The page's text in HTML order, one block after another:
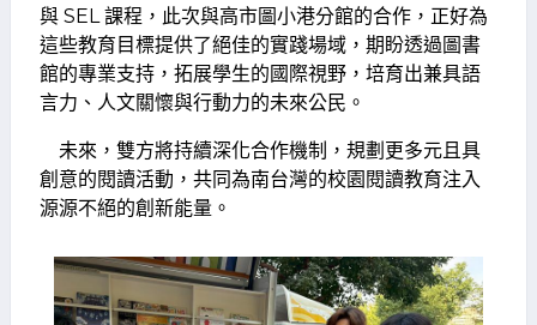
與 SEL 課程，此次與高市圖小港分館的合作，正好為
這些教育目標提供了絕佳的實踐場域，期盼透過圖書
館的專業支持，拓展學生的國際視野，培育出兼具語
言力、人文關懷與行動力的未來公民。
未來，雙方將持續深化合作機制，規劃更多元且具
創意的閱讀活動，共同為南台灣的校園閱讀教育注入
源源不絕的創新能量。